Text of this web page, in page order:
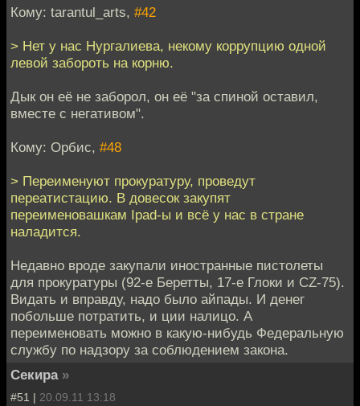
Кому: tarantul_arts, #42
> Нет у нас Нургалиева, некому коррупцию одной
левой забороть на корню.
Дык он её не заборол, он её "за спиной оставил,
вместе с негативом".
Кому: Орбис, #48
> Переименуют прокуратуру, проведут
переатистацию. В довесок закупят
переименовашкам Ipad-ы и всё у нас в стране
наладится.
Недавно вроде закупали иностранные пистолеты
для прокуратуры (92-е Беретты, 17-е Глоки и CZ-75).
Видать и вправду, надо было айпады. И денег
побольше потратить, и ции налицо. А
переименовать можно в какую-нибудь Федеральную
службу по надзору за соблюдением закона.
Секира »
#51 | 20.09.11 13:18